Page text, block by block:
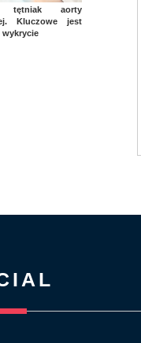
tętniak aorty
Kluczowe jest
wykrycie